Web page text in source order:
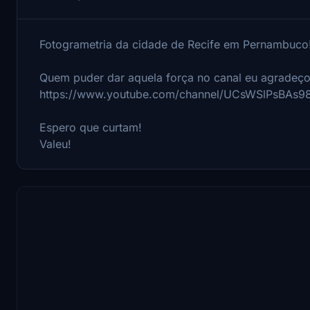
Fotogrametria da cidade de Recife em Pernambuco!
Quem puder dar aquela força no canal eu
https://www.youtube.com/channel/
Espero que curtam!
Valeu!